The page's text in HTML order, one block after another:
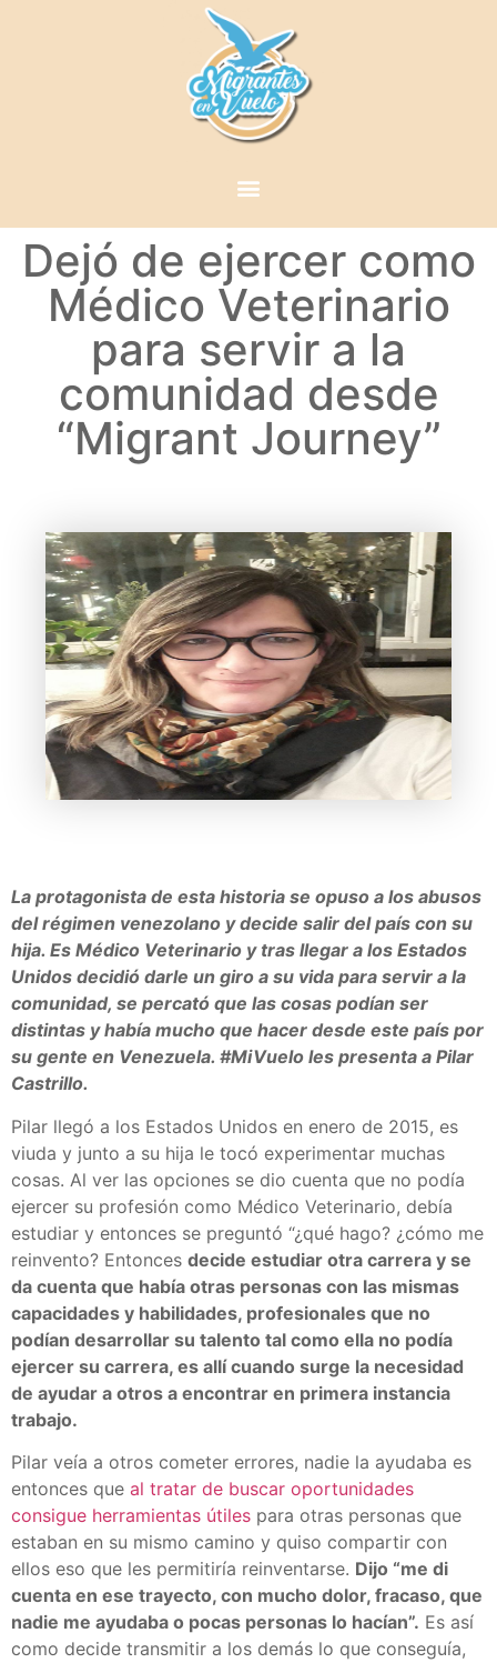
Dejó de ejercer como
Médico Veterinario
para servir a la
comunidad desde
“Migrant Journey”
La protagonista de esta historia se opuso a los abusos
del régimen venezolano y decide salir del país con su
hija. Es Médico Veterinario y tras llegar a los Estados
Unidos decidió darle un giro a su vida para servir a la
comunidad, se percató que las cosas podían ser
distintas y había mucho que hacer desde este país por
su gente en Venezuela. #MiVuelo les presenta a Pilar
Castrillo.
Pilar llegó a los Estados Unidos en enero de 2015, es
viuda y junto a su hija le tocó experimentar muchas
cosas. Al ver las opciones se dio cuenta que no podía
ejercer su profesión como Médico Veterinario, debía
estudiar y entonces se preguntó “¿qué hago? ¿cómo me
reinvento? Entonces decide estudiar otra carrera y se
da cuenta que había otras personas con las mismas
capacidades y habilidades, profesionales que no
podían desarrollar su talento tal como ella no podía
ejercer su carrera, es allí cuando surge la necesidad
de ayudar a otros a encontrar en primera instancia
trabajo.
Pilar veía a otros cometer errores, nadie la ayudaba es
entonces que al tratar de buscar oportunidades
consigue herramientas útiles para otras personas que
estaban en su mismo camino y quiso compartir con
ellos eso que les permitiría reinventarse. Dijo “me di
cuenta en ese trayecto, con mucho dolor, fracaso, que
nadie me ayudaba o pocas personas lo hacían”. Es así
como decide transmitir a los demás lo que conseguía,